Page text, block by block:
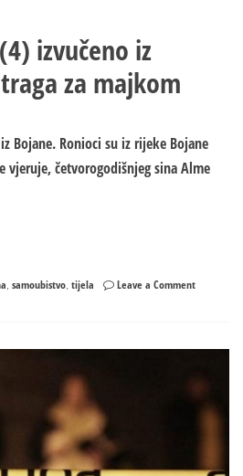
izvučeno iz
za majkom
Bojane. Ronioci su iz rijeke Bojane
četvorogodišnjeg sina Alme
, samoubistvo, tijela Leave a Commenton
Bojane:
Još
za